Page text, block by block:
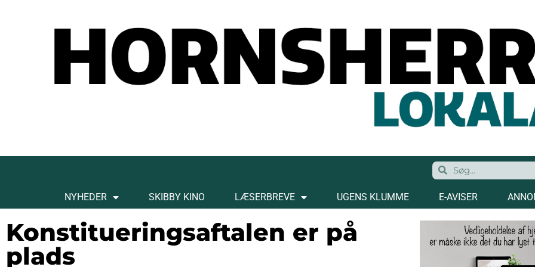
NYHEDER SKIBBY KINO LÆSERBREVE UGENS KLUMME E-AVISER
Konstitueringsaftalen er på
plads